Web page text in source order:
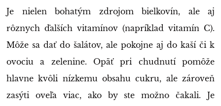
Je nielen bohatým zdrojom bielkovín, ale aj
rôznych ďalších vitamínov (napríklad vitamín C).
Môže sa dať do šalátov, ale pokojne aj do kaší či k
ovociu a zelenine. Opäť pri chudnutí pomôže
hlavne kvôli nízkemu obsahu cukru, ale zároveň
zasýti oveľa viac, ako by ste možno čakali. Je